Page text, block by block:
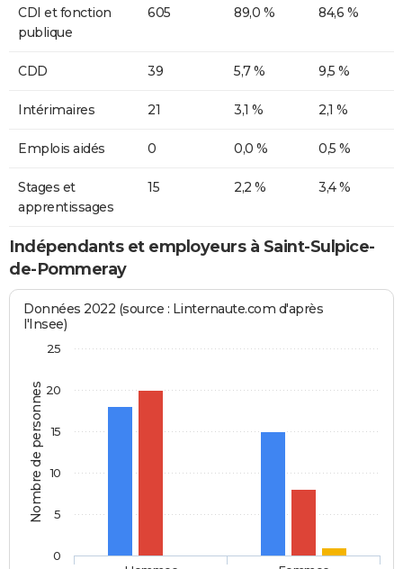
CDI et fonction
publique
605 89,0 % 84,6 %
CDD 39 5,7 % 9,5 %
Intérimaires 21 3,1 % 2,1 %
Emplois aidés 0 0,0 % 0,5 %
Stages et
apprentissages
15 2,2 % 3,4 %
Indépendants et employeurs à Saint-Sulpice-
de-Pommeray
Nombre de personnes
Données 2022 (source : Linternaute.com d'après
l'Insee)
0
5
10
15
20
25